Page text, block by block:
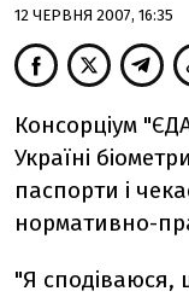
12 ЧЕРВНЯ 2007, 16:35
Консорціум
Україні
паспорти і
нормативно-
"Я сподіваюся,